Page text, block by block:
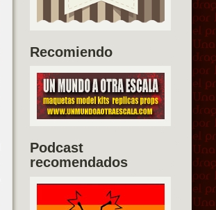
Recomiendo
Podcast
recomendados